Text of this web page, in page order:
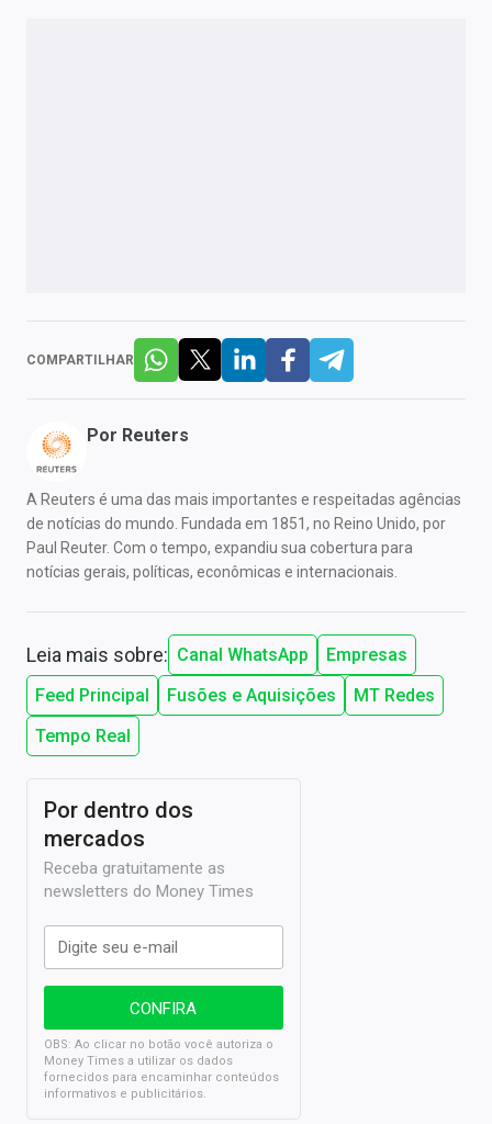
COMPARTILHAR
Por Reuters
A Reuters é uma das mais importantes e respeitadas agências
de notícias do mundo. Fundada em 1851, no Reino Unido, por
Paul Reuter. Com o tempo, expandiu sua cobertura para
notícias gerais, políticas, econômicas e internacionais.
Leia mais sobre: Canal WhatsApp
Empresas
Feed Principal
Fusões e Aquisições
MT Redes
Tempo Real
Por dentro dos
mercados
Receba gratuitamente as
newsletters do Money Times
OBS: Ao clicar no botão você autoriza o
Money Times a utilizar os dados
fornecidos para encaminhar conteúdos
informativos e publicitários.